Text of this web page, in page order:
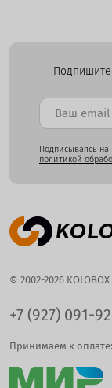
Подписываясь на
политикой
© 2002-2026
+7 (927) 091-
Принимаем к оплате: